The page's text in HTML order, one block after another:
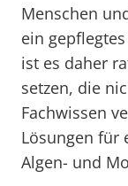
Menschen
ein
ist es daher
setzen, die
Fachwissen
Lösungen für
Algen- und